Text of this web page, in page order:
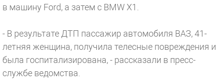
в машину Ford, а затем с BMW Х1.
- В результате ДТП пассажир автомобиля ВАЗ, 41-
летняя женщина, получила телесные повреждения и
была госпитализирована, - рассказали в пресс-
службе ведомства.